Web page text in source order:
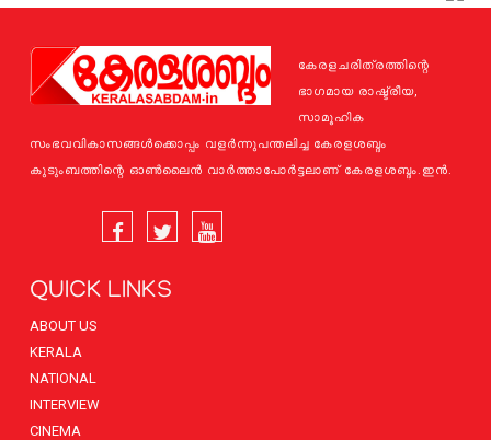
കേരളചരിത്രത്തിന്റെ
ഭാഗമായ രാഷ്ട്രീയ,
സാമൂഹിക
സംഭവവികാസങ്ങള്‍ക്കൊപ്പം വളര്‍ന്നുപന്തലിച്ച കേരളശബ്ദം
കുടുംബത്തിന്റെ ഓണ്‍ലൈന്‍ വാര്‍ത്താപോര്‍ട്ടലാണ് കേരളശബ്ദം.ഇന്‍.
QUICK LINKS
ABOUT US
KERALA
NATIONAL
INTERVIEW
CINEMA